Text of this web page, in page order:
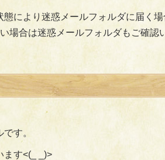
により迷惑メールフォルダに届く場
場合は迷惑メールフォルダもご確認
す。
ます<(_ _)>